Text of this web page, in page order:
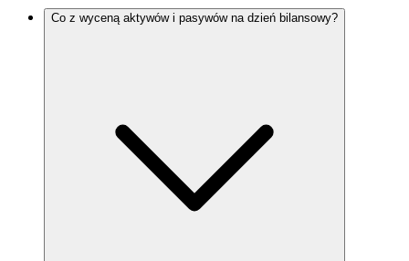
Co z wyceną aktywów i pasywów na dzień bilansowy?